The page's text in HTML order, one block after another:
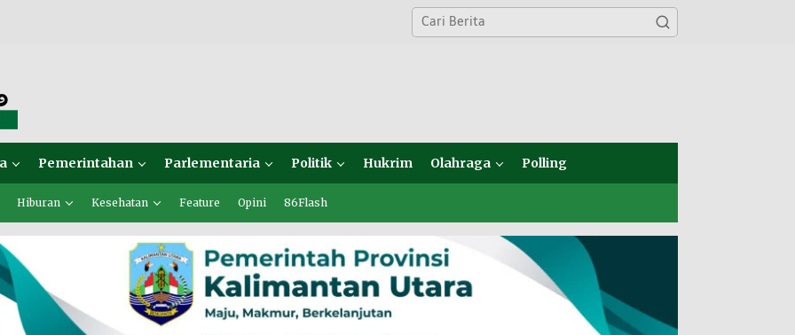
Pemerintahan Parlementaria Politik Hukrim Olahraga Polling
Hiburan Kesehatan Feature Opini 86Flash